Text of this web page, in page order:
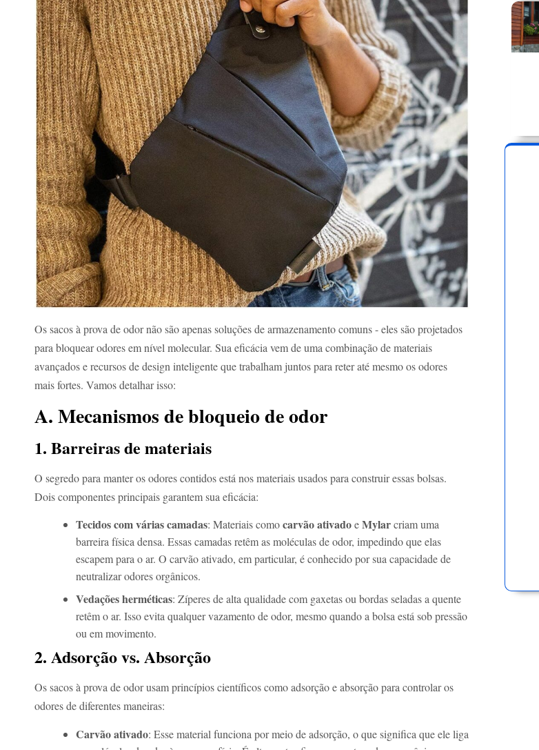
Os sacos à prova de odor não são apenas soluções de armazenamento comuns - eles são projetados
para bloquear odores em nível molecular. Sua eficácia vem de uma combinação de materiais
avançados e recursos de design inteligente que trabalham juntos para reter até mesmo os odores
mais fortes. Vamos detalhar isso:
A. Mecanismos de bloqueio de odor
1. Barreiras de materiais
O segredo para manter os odores contidos está nos materiais usados para construir essas bolsas.
Dois componentes principais garantem sua eficácia:
Tecidos com várias camadas: Materiais comocarvão ativadoeMylarcriam uma
barreira física densa. Essas camadas retêm as moléculas de odor, impedindo que elas
escapem para o ar. O carvão ativado, em particular, é conhecido por sua capacidade de
neutralizar odores orgânicos.
Vedações herméticas: Zíperes de alta qualidade com gaxetas ou bordas seladas a quente
retêm o ar. Isso evita qualquer vazamento de odor, mesmo quando a bolsa está sob pressão
ou em movimento.
2. Adsorção vs. Absorção
Os sacos à prova de odor usam princípios científicos como adsorção e absorção para controlar os
odores de diferentes maneiras:
Carvão ativado: Esse material funciona por meio de adsorção, o que significa que ele liga